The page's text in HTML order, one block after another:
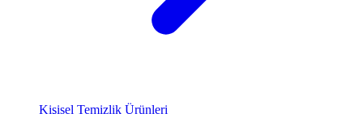
Kişisel Temizlik Ürünleri